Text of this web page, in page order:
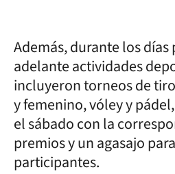
Además, durante los
adelante actividades
incluyeron torneos de
y femenino, vóley y
el sábado con la
premios y un agasajo
participantes.